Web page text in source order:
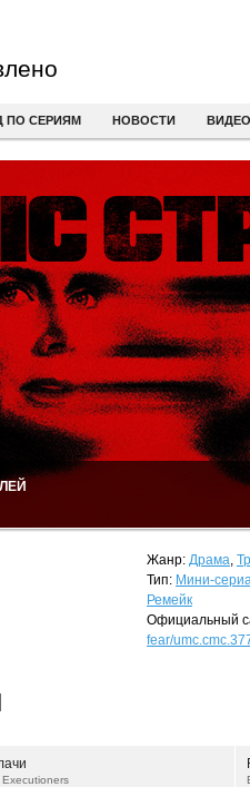
ПО СЕРИЯМ НОВОСТИ ВИДЕО
Жанр: Драма,
Тип: Мини-
Ремейк
Официальный
fear/
Executioners